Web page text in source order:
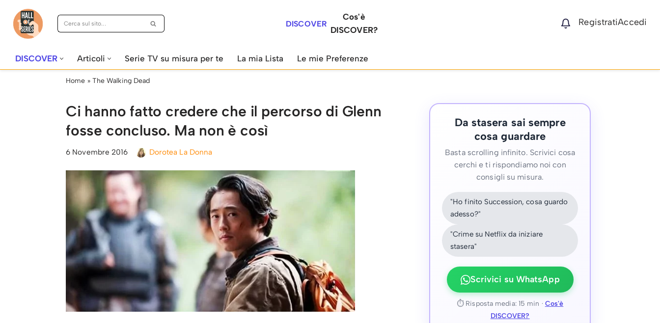
Vai
DISCOVER
Cos'è
DISCOVER?
RegistratiAccedi
DISCOVER Articoli Serie TV su misura per te La mia Lista Le mie Preferenze
Home » The Walking Dead
Ci hanno fatto credere che il percorso di Glenn
fosse concluso. Ma non è così
6 Novembre 2016 Dorotea La Donna
Da stasera sai sempre
cosa guardare
Basta scrolling infinito. Scrivici cosa
cerchi e ti rispondiamo noi con
consigli su misura.
"Ho finito Succession, cosa guardo
adesso?"
"Crime su Netflix da iniziare
stasera"
Scrivici su WhatsApp
⏱ Risposta media: 15 min · Cos'è
DISCOVER?